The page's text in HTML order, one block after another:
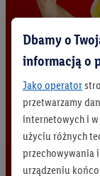
Dbamy o
informacją o
Jako operator
przetwarzamy
internetowych i w
użyciu różnych
przechowywania
urządzeniu